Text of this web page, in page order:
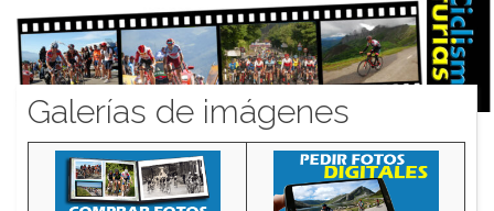
Galerías de imágenes